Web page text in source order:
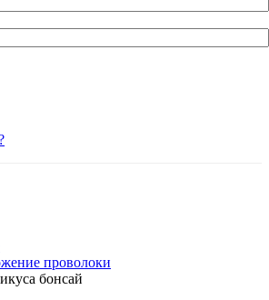
проволоки
бонсай